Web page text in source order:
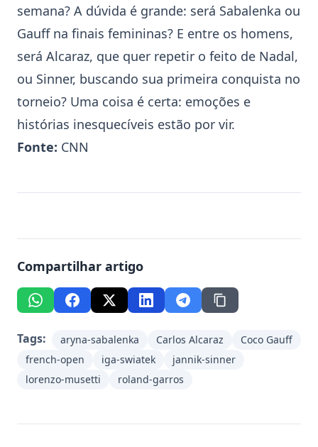
semana? A dúvida é grande: será Sabalenka ou
Gauff na finais femininas? E entre os homens,
será Alcaraz, que quer repetir o feito de Nadal,
ou Sinner, buscando sua primeira conquista no
torneio? Uma coisa é certa: emoções e
histórias inesquecíveis estão por vir.
Fonte: CNN
Compartilhar artigo
Tags: aryna-sabalenka Carlos Alcaraz
Coco Gauff
french-open
iga-swiatek
jannik-sinner
lorenzo-musetti
roland-garros